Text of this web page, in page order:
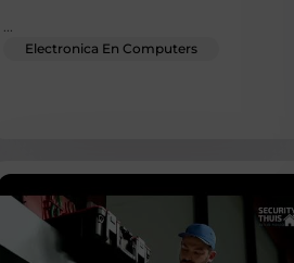
Electronica En Computers